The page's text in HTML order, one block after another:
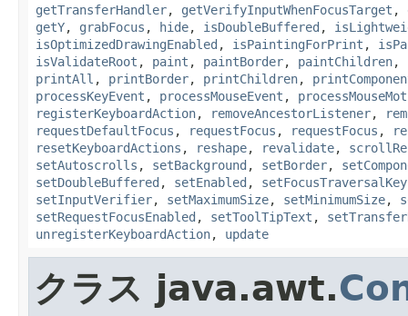
getTransferHandler, getVerifyInputWhenFocusTarget ,
getY, grabFocus , hide, isDoubleBuffered ,
isOptimizedDrawingEnabled , isPaintingForPrint ,
isValidateRoot , paint , paintBorder, paintChildren,
printAll , printBorder, printChildren,
processKeyEvent , processMouseEvent ,
registerKeyboardAction, removeAncestorListener,
requestDefaultFocus , requestFocus , requestFocus ,
resetKeyboardActions , reshape, revalidate,
setAutoscrolls , setBackground , setBorder,
setDoubleBuffered , setEnabled ,
setInputVerifier, setMaximumSize, setMinimumSize,
setRequestFocusEnabled , setToolTipText ,
unregisterKeyboardAction, update
クラス java.awt.